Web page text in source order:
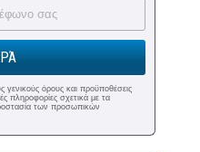
όρους και προϋποθέσεις
πληροφορίες σχετικά με τα
των προσωπικών